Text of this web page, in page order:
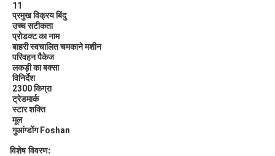
11
प्रमुख विक्रय बिंदु
उच्च सटीकता
प्रोडक्ट का नाम
बाहरी स्वचालित चमकाने मशीन
परिवहन पैकेज
लकड़ी का बक्सा
विनिर्देश
2300 किग्रा
ट्रेडमार्क
स्टार शक्ति
मूल
गुआंग्डोंग Foshan
विशेष विवरण: